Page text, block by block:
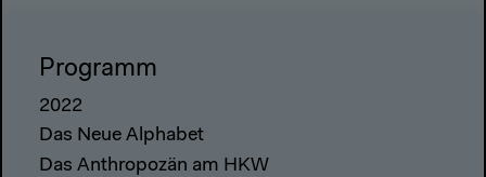
Programm
2022
Das Neue Alphabet
Das Anthropozän am HKW